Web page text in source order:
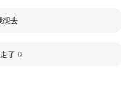
想去
了 0